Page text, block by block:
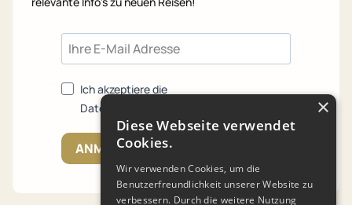
Ich akzeptiere die
Datenschutzrichtlinien.
ANMELDEN
×
Diese Webseite verwendet
Cookies.
Wir verwenden Cookies, um die
Benutzerfreundlichkeit unserer Website zu
verbessern. Durch die weitere Nutzung